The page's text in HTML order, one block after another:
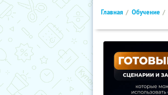
Главная Обучение